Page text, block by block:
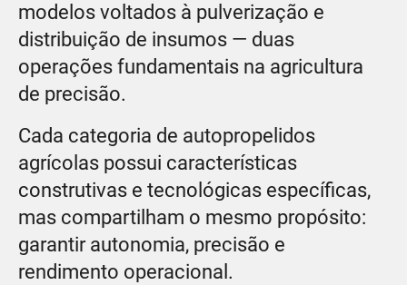
modelos voltados à pulverização e
distribuição de insumos — duas
operações fundamentais na agricultura
de precisão.
Cada categoria de autopropelidos
agrícolas possui características
construtivas e tecnológicas específicas,
mas compartilham o mesmo propósito:
garantir autonomia, precisão e
rendimento operacional.